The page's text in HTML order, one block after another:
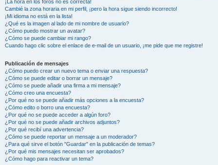
¡La hora en los foros no es correcta!
Cambié la zona horaria en mi perfil, ¡pero la hora sigue siendo incorrecto!
¡Mi idioma no está en la lista!
¿Qué es la imagen al lado de mi nombre de usuario?
¿Cómo puedo mostrar un avatar?
¿Cómo se puede cambiar mi rango?
Cuando hago clic sobre el enlace de e-mail de un usuario, ¡me pide que me registre!
Publicación de mensajes
¿Cómo puedo crear un nuevo tema o enviar una respuesta?
¿Cómo se puede editar o borrar un mensaje?
¿Cómo se puede añadir una firma a mi mensaje?
¿Cómo creo una encuesta?
¿Por qué no se puede añadir más opciones a la encuesta?
¿Cómo edito o borro una encuesta?
¿Por qué no se puede acceder a algún foro?
¿Por qué no se puede añadir archivos adjuntos?
¿Por qué recibí una advertencia?
¿Cómo se puede reportar un mensaje a un moderador?
¿Para qué sirve el botón "Guardar" en la publicación de temas?
¿Por qué mis mensajes necesitan ser aprobados?
¿Cómo hago para reactivar un tema?